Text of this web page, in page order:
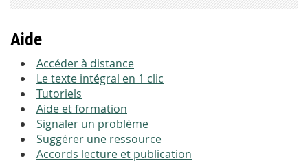
Aide
Accéder à distance
Le texte intégral en 1 clic
Tutoriels
Aide et formation
Signaler un problème
Suggérer une ressource
Accords lecture et publication